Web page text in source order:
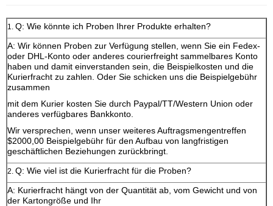
1. Q: Wie könnte ich Proben Ihrer Produkte erhalten?
A: Wir können Proben zur Verfügung stellen, wenn Sie ein Fedex-
oder DHL-Konto oder anderes courierfreight sammelbares Konto
haben und damit einverstanden sein, die Beispielkosten und die
Kurierfracht zu zahlen. Oder Sie schicken uns die Beispielgebühr
zusammen
mit dem Kurier kosten Sie durch Paypal/TT/Western Union oder
anderes verfügbares Bankkonto.
Wir versprechen, wenn unser weiteres Auftragsmengentreffen
$2000,00 Beispielgebühr für den Aufbau von langfristigen
geschäftlichen Beziehungen zurückbringt.
2. Q: Wie viel ist die Kurierfracht für die Proben?
A: Kurierfracht hängt von der Quantität ab, vom Gewicht und von
der Kartongröße und Ihr